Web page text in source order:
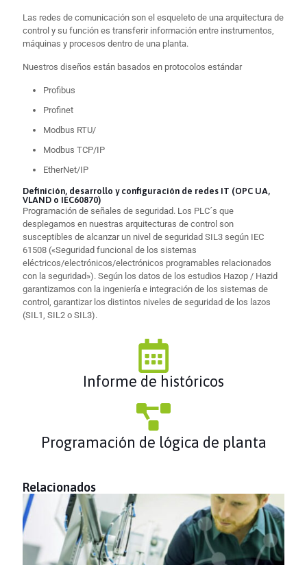
Las redes de comunicación son el esqueleto de una arquitectura de
control y su función es transferir información entre instrumentos,
máquinas y procesos dentro de una planta.
Nuestros diseños están basados en protocolos estándar
Profibus
Profinet
Modbus RTU/
Modbus TCP/IP
EtherNet/IP
Definición, desarrollo y configuración de redes IT (OPC UA,
VLAND o IEC60870)
Programación de señales de seguridad. Los PLC´s que
desplegamos en nuestras arquitecturas de control son
susceptibles de alcanzar un nivel de seguridad SIL3 según IEC
61508 («Seguridad funcional de los sistemas
eléctricos/electrónicos/electrónicos programables relacionados
con la seguridad»). Según los datos de los estudios Hazop / Hazid
garantizamos con la ingeniería e integración de los sistemas de
control, garantizar los distintos niveles de seguridad de los lazos
(SIL1, SIL2 o SIL3).
Informe de históricos
Programación de lógica de planta
Relacionados